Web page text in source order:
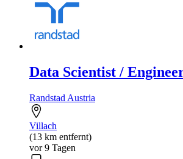
Data Scientist /
Randstad Austria
Villach
(13 km entfernt)
vor 9 Tagen